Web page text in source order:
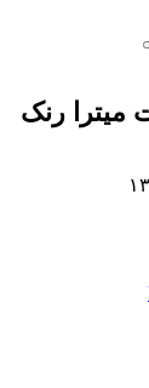
رنک